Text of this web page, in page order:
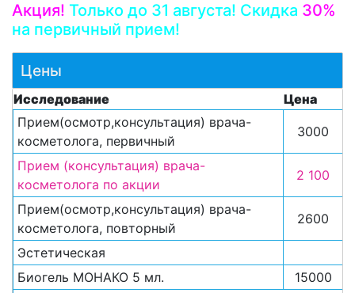
Акция! Только до 31 августа! Скидка 30%
на первичный прием!
Цены
Исследование
Цена
Прием(осмотр,консультация) врача-
косметолога, первичный
3000
Прием (консультация) врача-
косметолога по акции
2 100
Прием(осмотр,консультация) врача-
косметолога, повторный
2600
Эстетическая
Биогель МОНАКО 5 мл.
15000